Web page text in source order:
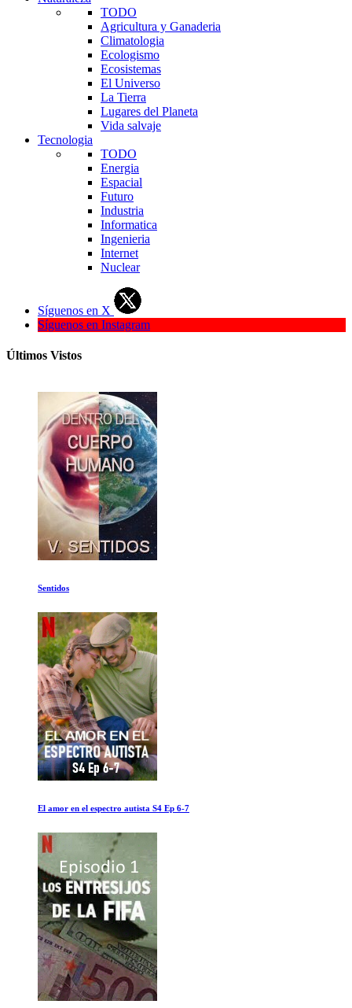
TODO
Agricultura y Ganaderia
Climatologia
Ecologismo
Ecosistemas
El Universo
La Tierra
Lugares del Planeta
Vida salvaje
Tecnologia
TODO
Energia
Espacial
Futuro
Industria
Informatica
Ingenieria
Internet
Nuclear
Síguenos en X
Síguenos en Instagram
Últimos Vistos
Sentidos
El amor en el espectro autista S4 Ep 6-7